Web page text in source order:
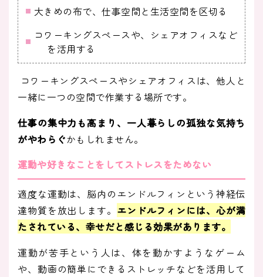
大きめの布で、仕事空間と生活空間を区切る
コワーキングスペースや、シェアオフィスなど
を活用する
コワーキングスペースやシェアオフィスは、他人と
一緒に一つの空間で作業する場所です。
仕事の集中力も高まり、一人暮らしの孤独な気持ち
がやわらぐかもしれません。
運動や好きなことをしてストレスをためない
適度な運動は、脳内のエンドルフィンという神経伝
達物質を放出します。 エンドルフィンには、心が満
たされている、幸せだと感じる効果があります。
運動が苦手という人は、体を動かすようなゲーム
や、動画の簡単にできるストレッチなどを活用して